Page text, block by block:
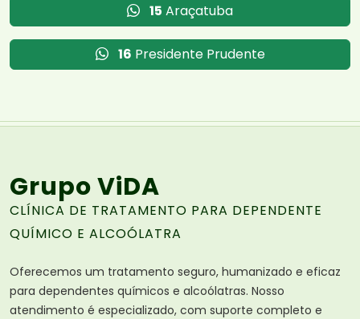
15 Araçatuba
16 Presidente Prudente
Grupo ViDA
CLÍNICA DE TRATAMENTO PARA DEPENDENTE
QUÍMICO E ALCOÓLATRA
Oferecemos um tratamento seguro, humanizado e eficaz
para dependentes químicos e alcoólatras. Nosso
atendimento é especializado, com suporte completo e